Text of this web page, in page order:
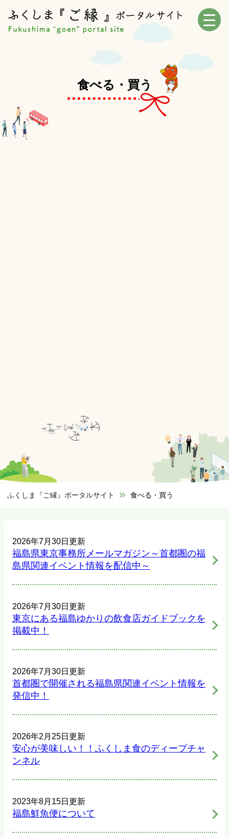
食べる・買う
ふくしま『ご縁』ポータルサイト > 食べる・買う
2026年7月30日更新
福島県東京事務所メールマガジン～首都圏の福
島県関連イベント情報を配信中～
2026年7月30日更新
東京にある福島ゆかりの飲食店ガイドブックを
掲載中！
2026年7月30日更新
首都圏で開催される福島県関連イベント情報を
発信中！
2026年2月25日更新
安心が美味しい！！ふくしま食のディープチャ
ンネル
2023年8月15日更新
福島鮮魚便について